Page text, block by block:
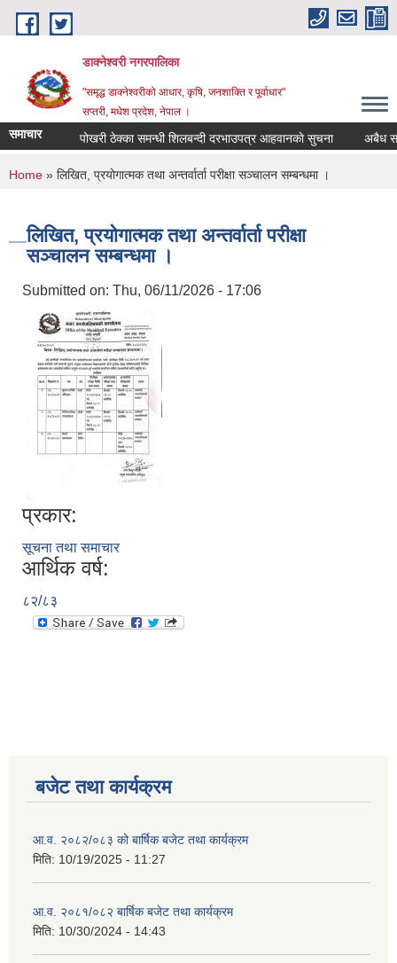
Skip to main content
डाक्नेश्वरी नगरपालिका
"समृद्ध डाक्नेश्वरीको आधार, कृषि, जनशाक्ति र पूर्वाधार"
सप्तरी, मधेश प्रदेश, नेपाल ।
समाचार पोखरी ठेक्का समन्धी शिलबन्दी दरभाउपत्र आहवानकाे सुचना अबैध
You are here
Home » लिखित, प्रयोगात्मक तथा अन्तर्वार्ता परीक्षा सञ्चालन सम्बन्धमा ।
लिखित, प्रयोगात्मक तथा अन्तर्वार्ता परीक्षा
सञ्चालन सम्बन्धमा ।
Submitted on: Thu, 06/11/2026 - 17:06
प्रकार:
सूचना तथा समाचार
आर्थिक वर्ष:
८२/८३
बजेट तथा कार्यक्रम
आ.व. २०८२/०८३ को बार्षिक बजेट तथा कार्यक्रम
मिति: 10/19/2025 - 11:27
आ.व. २०८१/०८२ बार्षिक बजेट तथा कार्यक्रम
मिति: 10/30/2024 - 14:43